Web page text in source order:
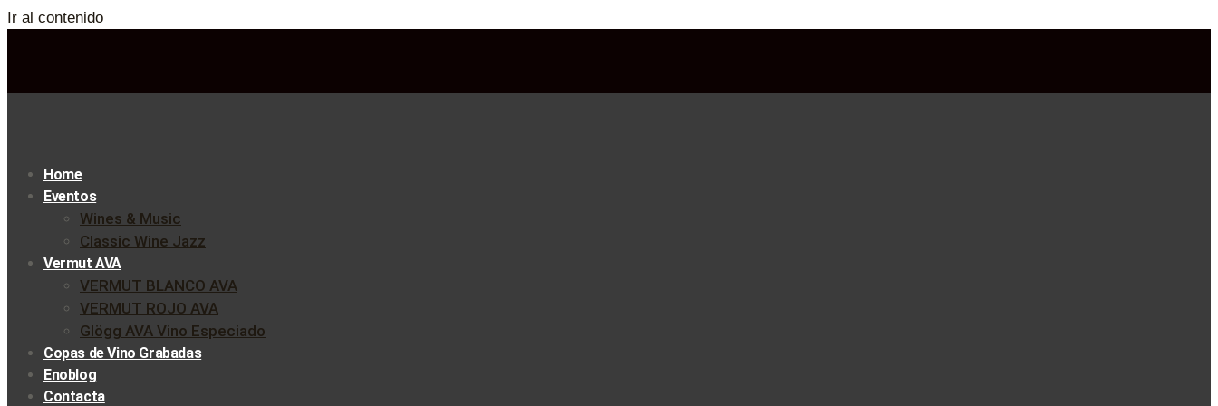
Ir al contenido
Home
Eventos
Wines & Music
Classic Wine Jazz
Vermut AVA
VERMUT BLANCO AVA
VERMUT ROJO AVA
Glögg AVA Vino Especiado
Copas de Vino Grabadas
Enoblog
Contacta